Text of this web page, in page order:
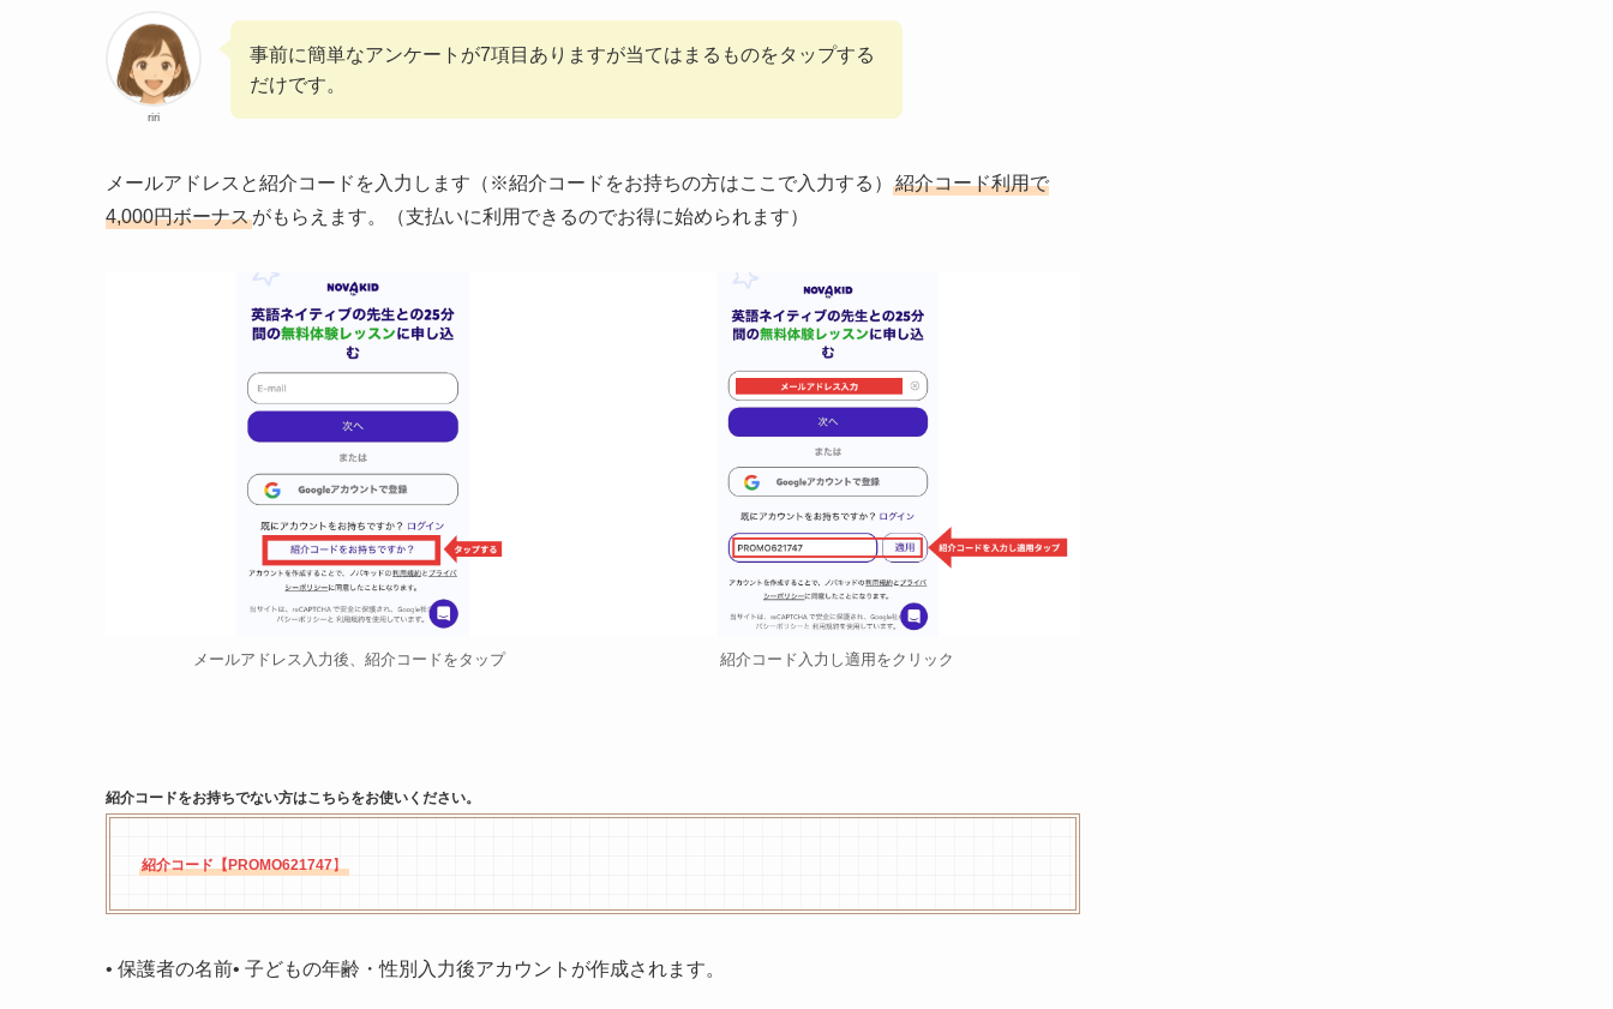
riri
事前に簡単なアンケートが7項目ありますが当てはまるものをタップする
だけです。
メールアドレスと紹介コードを入力します（※紹介コードをお持ちの方はここで入力する）
紹介コード利用で
4,000円ボーナスがもらえます。（支払いに利用できるのでお得に始められます）
メールアドレス入力後、紹介コードをタップ 紹介コード入力し適用をクリック
紹介コードをお持ちでない方はこちらをお使いください。
紹介コード【PROMO621747】
• 保護者の名前• 子どもの年齢・性別入力後アカウントが作成されます。